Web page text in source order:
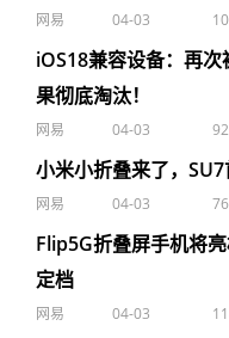
网易 04-03
iOS18兼容设备：再
果彻底淘汰！
网易 04-03
小米小折叠来了，
网易 04-03
Flip5G折叠屏手机将
定档
网易 04-03